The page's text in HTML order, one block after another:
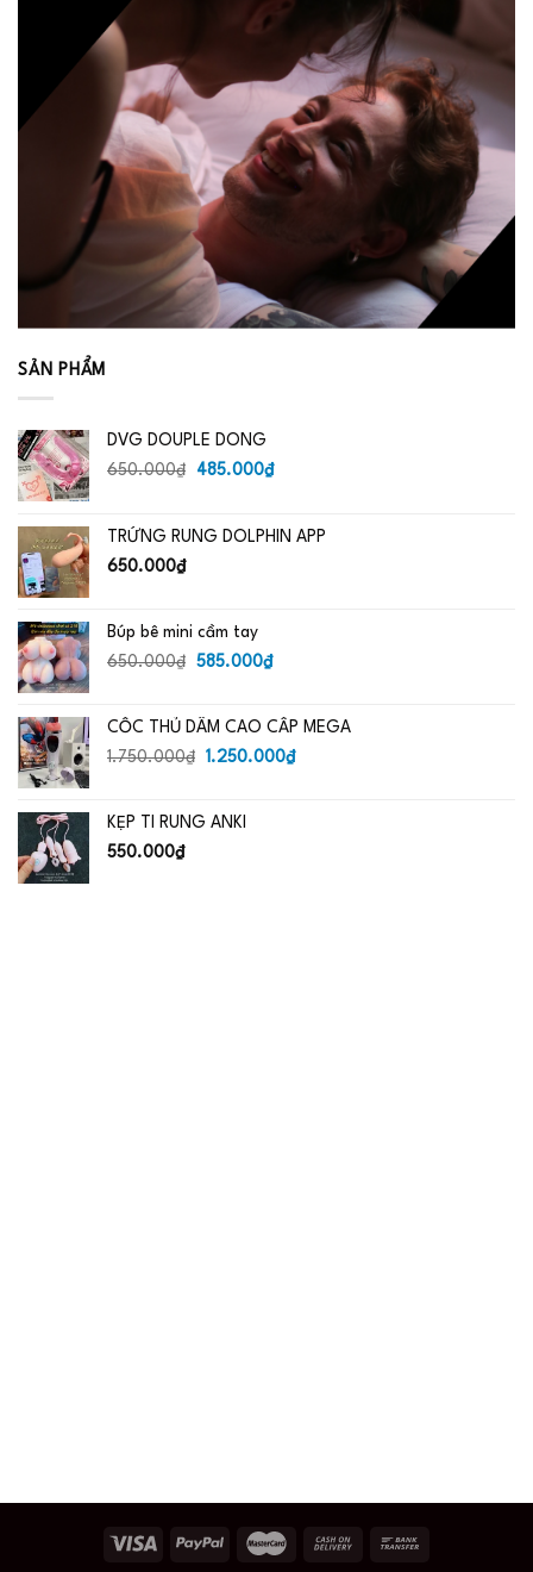
SẢN PHẨM
DVG DOUPLE DONG
650.000₫
Giá
650.000₫.
485.000₫Giá
là:
TRỨNG RUNG DOLPHIN APP
650.000₫
Búp bê mini cầm tay
650.000₫
Giá
650.000₫.
585.000₫Giá
là:
585.000₫.
CỐC THỦ DÂM CAO CẤP MEGA
1.750.000₫
Giá
1.750.000₫.
1.250.000₫Giá
KẸP TI RUNG ANKI
550.000₫